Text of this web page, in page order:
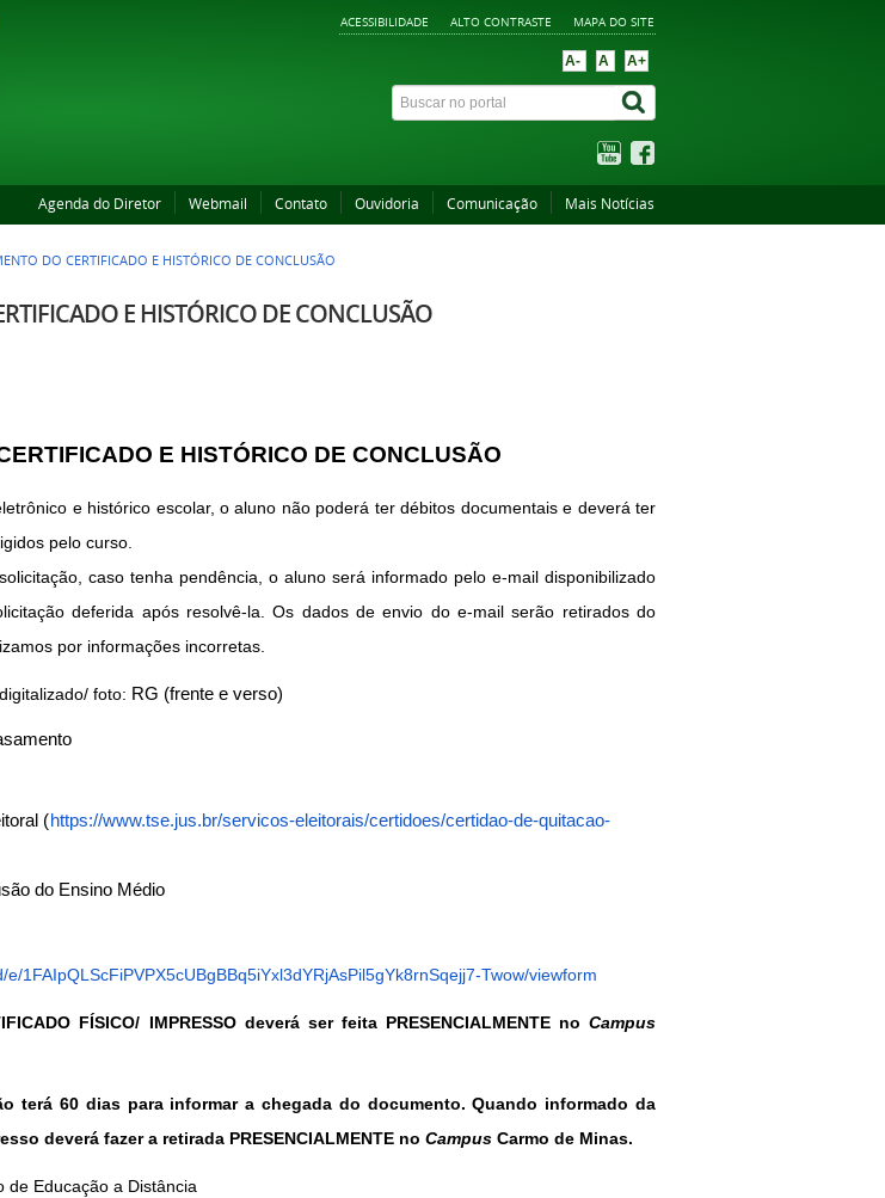
ACESSIBILIDADE ALTO CONTRASTE MAPA DO SITE
A- A A+
Agenda do Diretor Webmail Contato Ouvidoria Comunicação Mais Notícias
DO CERTIFICADO E HISTÓRICO DE CONCLUSÃO
E HISTÓRICO DE CONCLUSÃO
E HISTÓRICO DE CONCLUSÃO
e histórico escolar, o aluno não poderá ter débitos documentais e deverá ter
pelo curso.
caso tenha pendência, o aluno será informado pelo e-mail disponibilizado
deferida após resolvê-la. Os dados de envio do e-mail serão retirados do
por informações incorretas.
foto: RG (frente e verso)
(https://www.tse.jus.br/servicos-eleitorais/certidoes/certidao-de-quitacao-
do Ensino Médio
1FAIpQLScFiPVPX5cUBgBBq5iYxl3dYRjAsPil5gYk8rnSqejj7-Twow/viewform
FÍSICO/ IMPRESSO deverá ser feita PRESENCIALMENTE no Campus
terá 60 dias para informar a chegada do documento. Quando informado da
deverá fazer a retirada PRESENCIALMENTE no Campus Carmo de Minas.
de Educação a Distância